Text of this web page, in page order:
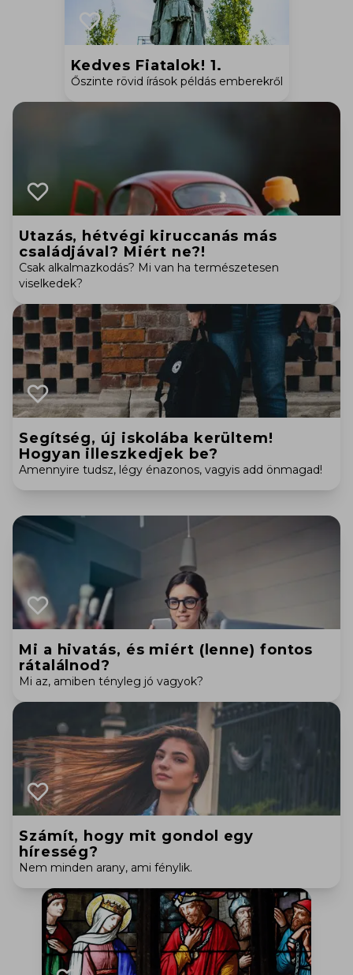
Kedves Fiatalok! 1.
Őszinte rövid írások példás emberekről
Utazás, hétvégi kiruccanás más
családjával? Miért ne?!
Csak alkalmazkodás? Mi van ha természetesen
viselkedek?
Segítség, új iskolába kerültem!
Hogyan illeszkedjek be?
Amennyire tudsz, légy énazonos, vagyis add önmagad!
Mi a hivatás, és miért (lenne) fontos
rátalálnod?
Mi az, amiben tényleg jó vagyok?
Számít, hogy mit gondol egy
híresség?
Nem minden arany, ami fénylik.